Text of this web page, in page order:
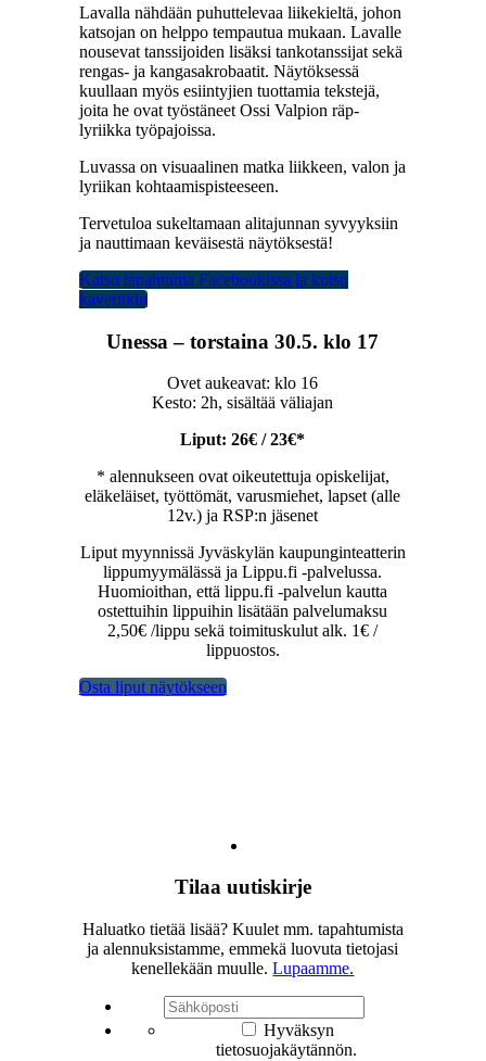
Lavalla nähdään puhuttelevaa liikekieltä, johon
katsojan on helppo tempautua mukaan. Lavalle
nousevat tanssijoiden lisäksi tankotanssijat sekä
rengas- ja kangasakrobaatit. Näytöksessä
kuullaan myös esiintyjien tuottamia tekstejä,
joita he ovat työstäneet Ossi Valpion räp-
lyriikka työpajoissa.
Luvassa on visuaalinen matka liikkeen, valon ja
lyriikan kohtaamispisteeseen.
Tervetuloa sukeltamaan alitajunnan syvyyksiin
ja nauttimaan keväisestä näytöksestä!
Katso tapahtuma Facebookissa ja kutsu
kaveritkin
Unessa – torstaina 30.5. klo 17
Ovet aukeavat: klo 16
Kesto: 2h, sisältää väliajan
Liput: 26€ / 23€*
* alennukseen ovat oikeutettuja opiskelijat,
eläkeläiset, työttömät, varusmiehet, lapset (alle
12v.) ja RSP:n jäsenet
Liput myynnissä Jyväskylän kaupunginteatterin
lippumyymälässä ja Lippu.fi -palvelussa.
Huomioithan, että lippu.fi -palvelun kautta
ostettuihin lippuihin lisätään palvelumaksu
2,50€ /lippu sekä toimituskulut alk. 1€ /
lippuostos.
Osta liput näytökseen
Tilaa uutiskirje
Haluatko tietää lisää? Kuulet mm. tapahtumista
ja alennuksistamme, emmekä luovuta tietojasi
kenellekään muulle.Lupaamme.
Hyväksyn
tietosuojakäytännön.